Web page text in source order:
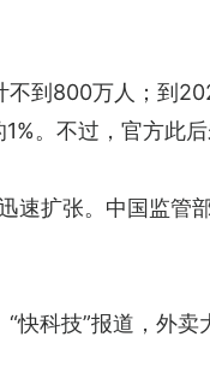
不到800万人；到
。不过，官方此后
速扩张。中国监管
快科技”报道，外卖